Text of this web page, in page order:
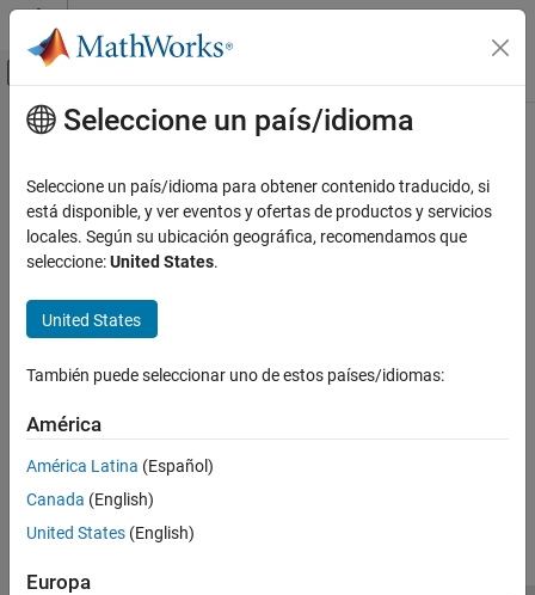
Saltar al contenido
Mostrar/ocultar menú de navegación
Inicio de Documentación
Categoría
Automated Driving Toolbox
RoadRunner
Robotics System Toolbox
Introducción a Robotics System Toolbox
Cinemática inversa
Planificación de movimiento y
trayectorias
Detección de colisiones
Contenido principal
¿Qué tan útil fue esta traducción?
Seleccione un país/idioma
Seleccione un país/idioma para obtener contenido traducido, si
está disponible, y ver eventos y ofertas de productos y servicios
locales. Según su ubicación geográfica, recomendamos que
seleccione:United States.
United States
También puede seleccionar uno de estos países/idiomas:
América
América Latina (Español)
Canada (English)
United States (English)
Europa